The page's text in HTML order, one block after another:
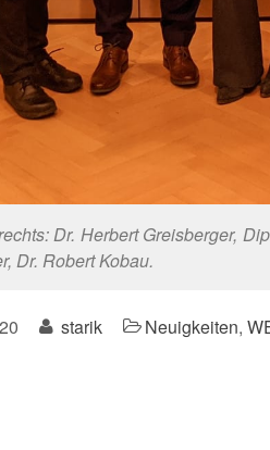
Dr. Herbert Greisberger,
Dr. Robert Kobau.
starik Neuigkeiten,